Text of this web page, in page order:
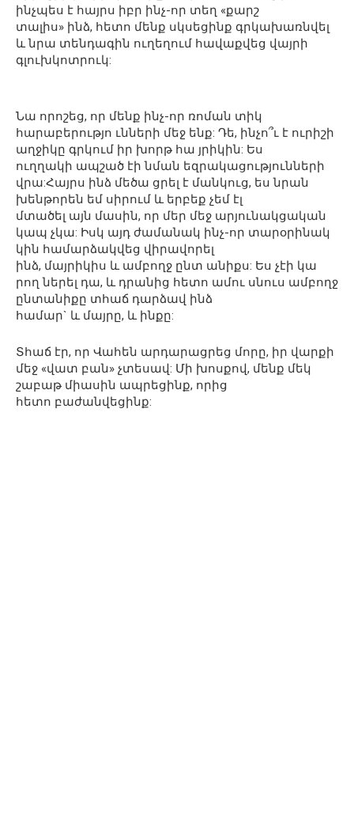
ինչպես է հայրս իբր ինչ-որ տեղ «քարշ
տալիս» ինձ, հետո մենք սկսեցինք գրկախառնվել
և նրա տենդագին ուղեղում հավաքվեց վայրի
գլուխկոտրուկ:
Նա որոշեց, որ մենք ինչ-որ ռոման տիկ
հարաբերությո ւնների մեջ ենք: Դե, ինչո՞ւ է ուրիշի
աղջիկը գրկում իր խորթ հա յրիկին: Ես
ուղղակի ապշած էի նման եզրակացությունների
վրա:Հայրս ինձ մեծա ցրել է մանկուց, ես նրան
խենթորեն եմ սիրում և երբեք չեմ էլ
մտածել այն մասին, որ մեր մեջ արյունակցական
կապ չկա: Իսկ այդ ժամանակ ինչ-որ տարօրինակ
կին համարձակվեց վիրավորել
ինձ, մայրիկիս և ամբողջ ընտ անիքս: Ես չէի կա
րող ներել դա, և դրանից հետո ամու սնուս ամբողջ
ընտանիքը տհաճ դարձավ ինձ
համար` և մայրը, և ինքը:
Տհաճ էր, որ Վահեն արդարացրեց մորը, իր վարքի
մեջ «վատ բան» չտեսավ: Մի խոսքով, մենք մեկ
շաբաթ միասին ապրեցինք, որից
հետո բաժանվեցինք: